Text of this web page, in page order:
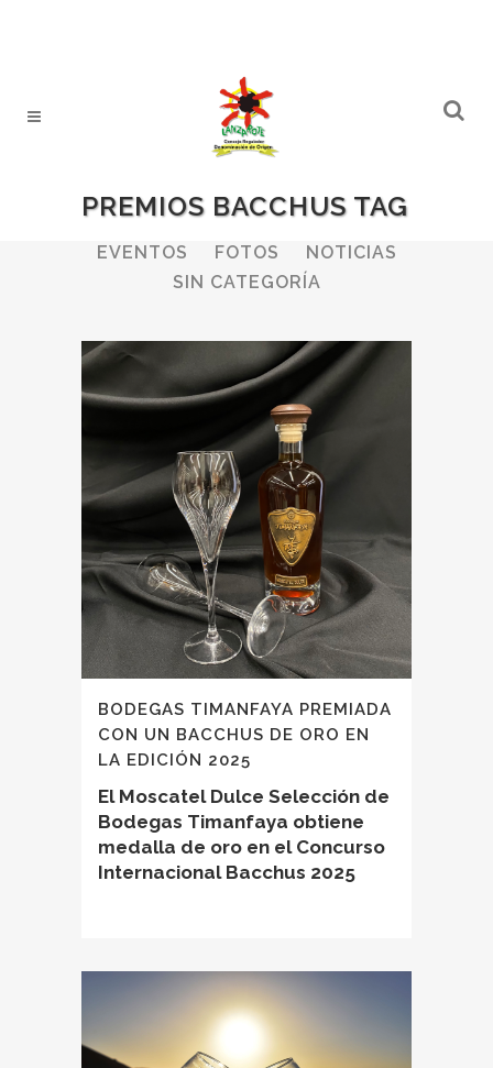
PREMIOS BACCHUS TAG
ALL BODEGAS
BOLETINES
EVENTOS
FOTOS
NOTICIAS
SIN CATEGORÍA
BODEGAS TIMANFAYA PREMIADA
CON UN BACCHUS DE ORO EN
LA EDICIÓN 2025
El Moscatel Dulce Selección de
Bodegas Timanfaya obtiene
medalla de oro en el Concurso
Internacional Bacchus 2025